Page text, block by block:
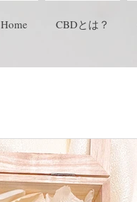
Home CBDとは？